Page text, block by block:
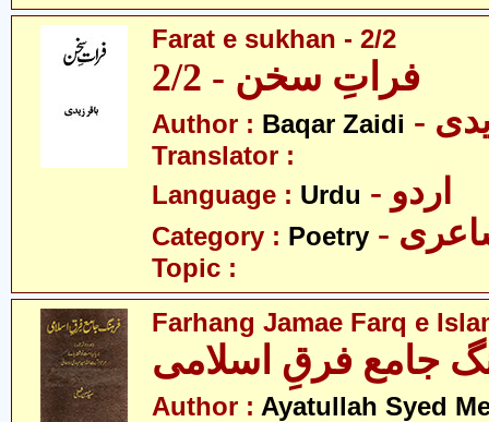
Farat e sukhan - 2/2
فراتِ سخن - 2/2
Author : Baqar Zaidi
Translator :
Language : Urdu - اردو
Category : Poetry
Topic :
Farhang Jamae Farq e
جامع فرقِ اسلامی
Author : Ayatullah Syed